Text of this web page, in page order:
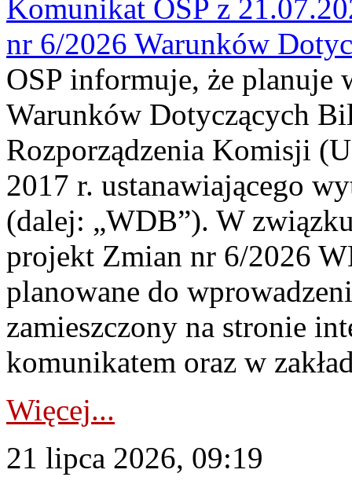
Komunikat OSP z
nr 6/2026 Warunków
OSP informuje, że planuje
Warunków Dotyczących
Rozporządzenia Komisji
2017 r. ustanawiającego
(dalej: „WDB”). W
projekt Zmian nr 6/2026
planowane do
zamieszczony na stronie
komunikatem oraz w
Więcej...
21 lipca 2026, 09:19